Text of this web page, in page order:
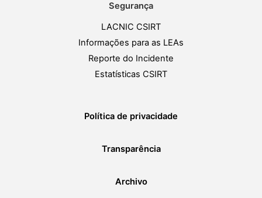
Segurança
LACNIC CSIRT
Informações para as LEAs
Reporte do Incidente
Estatísticas CSIRT
Política de privacidade
Transparência
Archivo